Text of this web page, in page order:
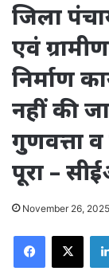
जिला
एवं
निर्माण
नहीं की
गुणवत्ता
पूरा –
November 26, 2025
Facebook
X